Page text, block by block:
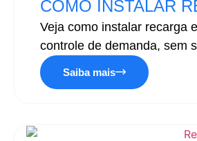
COMO INSTALAR
Veja como instalar recarga
controle de demanda, sem
Saiba mais